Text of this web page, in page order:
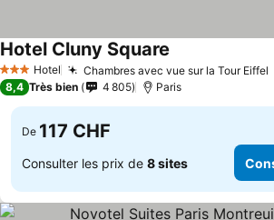
3 ÉtoilesHotel Chambres avec vue sur la Tour Eiffel
Hotel Cluny Square
8,4 Très bien 4 805 Paris
De 117 CHF
Consulter les prix de 8 sites